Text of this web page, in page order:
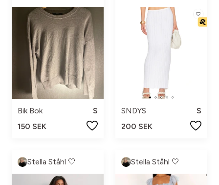
Bik Bok
S
150 SEK
SNDYS
S
200 SEK
Stella Ståhl 🤍 Stella Ståhl 🤍